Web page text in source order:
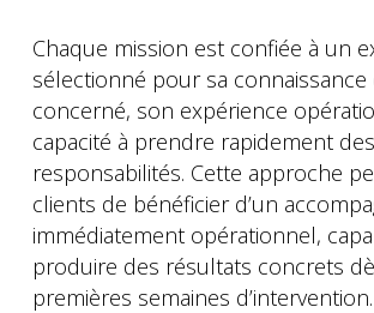
Chaque mission est confiée à un
sélectionné pour sa
concerné, son expérience
capacité à prendre rapidement des
responsabilités. Cette approche
clients de bénéficier d’un
immédiatement opérationnel,
produire des résultats concrets
premières semaines d’intervention.